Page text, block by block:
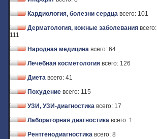
Кардиология, болезни сердца всего: 101
Дерматология, кожные заболевания всего:
111
Народная медицина всего: 64
Лечебная косметология всего: 126
Диета всего: 41
Похудение всего: 115
УЗИ, УЗИ-диагностика всего: 17
Лабораторная диагностика всего: 1
Рентгенодиагностика всего: 8